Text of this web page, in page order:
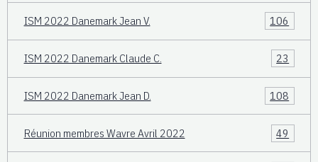
ISM 2022 Danemark Jean V. 106
ISM 2022 Danemark Claude C. 23
ISM 2022 Danemark Jean D. 108
Réunion membres Wavre Avril 2022 49